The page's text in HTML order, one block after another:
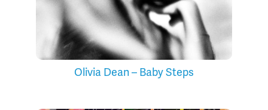
Olivia Dean – Baby Steps